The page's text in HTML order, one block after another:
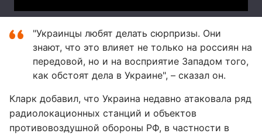
"Украинцы любят делать сюрпризы. Они
знают, что это влияет не только на россиян на
передовой, но и на восприятие Западом того,
как обстоят дела в Украине", – сказал он.
Кларк добавил, что Украина недавно атаковала ряд
радиолокационных станций и объектов
противовоздушной обороны РФ, в частности в